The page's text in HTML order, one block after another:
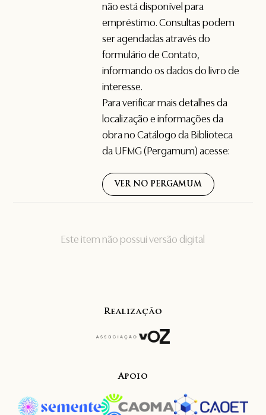
Este item não possui versão digital
não está disponível para
empréstimo. Consultas podem
ser agendadas através do
formulário deContato,
informando os dados do livro de
interesse.
Para verificar mais detalhes da
localização e informações da
obra no Catálogo da Biblioteca
da UFMG (Pergamum) acesse:
VER NO PERGAMUM
Realização
Apoio